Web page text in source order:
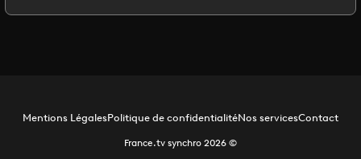
Mentions LégalesPolitique de confidentialitéNos servicesContact
France.tv synchro 2026 ©